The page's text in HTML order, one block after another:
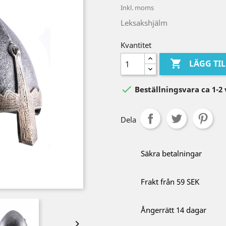
Inkl. moms
Leksakshjälm
Kvantitet
 LÄGG
 Beställningsvara ca 1-2
Dela
Säkra betalningar
Frakt från 59 SEK
Ångerrätt 14 dagar